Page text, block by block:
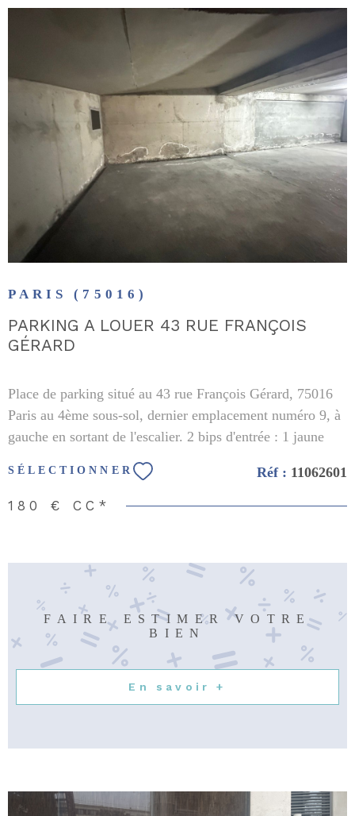
PARIS (75016)
PARKING A LOUER 43 RUE FRANÇOIS
GÉRARD
Place de parking situé au 43 rue François Gérard, 75016
Paris au 4ème sous-sol, dernier emplacement numéro 9, à
gauche en sortant de l'escalier. 2 bips d'entrée : 1 jaune
voiture. (2,1 m de hauteur. 4,5 m de longueur, 2,4 m de
largeur) Prévu pour y stationner une voiture taille
SÉLECTIONNER Réf : 11062601
180 € CC*
VOIR LE BIEN
FAIRE ESTIMER VOTRE
BIEN
En savoir +